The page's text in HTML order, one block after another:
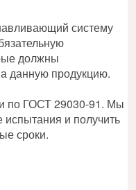
систему
должны
данную продукцию.
по ГОСТ 29030-91. Мы
и получить
сроки.